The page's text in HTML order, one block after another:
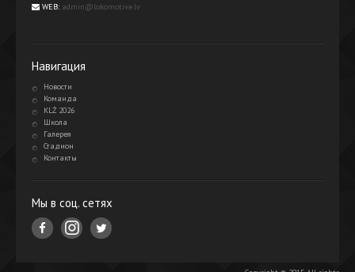
WEB: admin@lokomotive.lv
Навигация
Новости
Команда
KLŻ 2026
Школа
Галерея
Стадион
Контакты
Мы в соц. сетях